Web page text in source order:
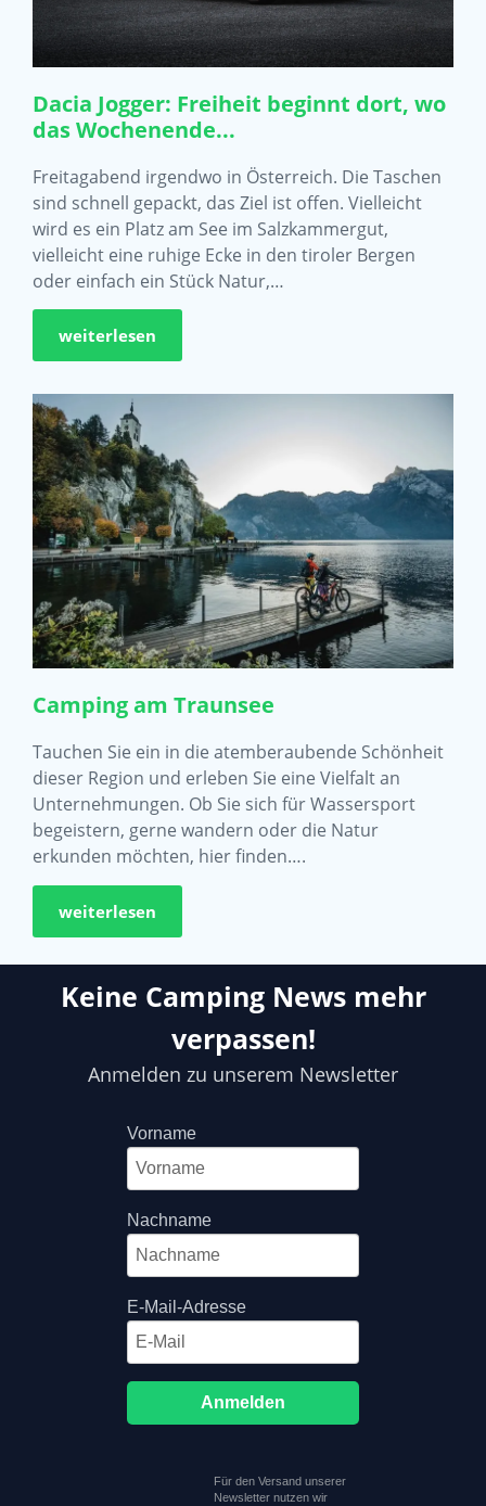
Dacia Jogger: Freiheit beginnt dort, wo
das Wochenende...
Freitagabend irgendwo in Österreich. Die Taschen
sind schnell gepackt, das Ziel ist offen. Vielleicht
wird es ein Platz am See im Salzkammergut,
vielleicht eine ruhige Ecke in den tiroler Bergen
oder einfach ein Stück Natur,…
weiterlesen
Camping am Traunsee
Tauchen Sie ein in die atemberaubende Schönheit
dieser Region und erleben Sie eine Vielfalt an
Unternehmungen. Ob Sie sich für Wassersport
begeistern, gerne wandern oder die Natur
erkunden möchten, hier finden….
weiterlesen
Keine Camping News mehr
verpassen!
Anmelden zu unserem Newsletter
Vorname
Nachname
E-Mail-Adresse
Anmelden
Für den Versand unserer
Newsletter nutzen wir